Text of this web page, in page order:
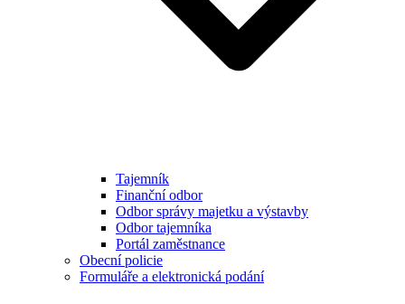
Tajemník
Finanční odbor
Odbor správy majetku a výstavby
Odbor tajemníka
Portál zaměstnance
Obecní policie
Formuláře a elektronická podání